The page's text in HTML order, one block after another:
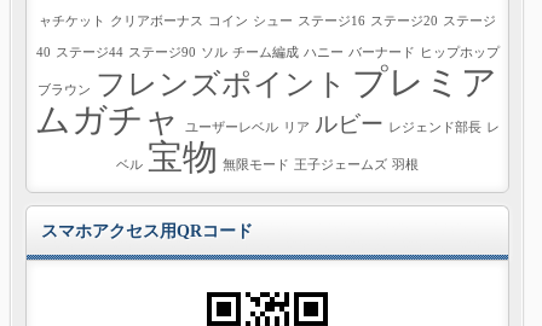
ャチケット クリアボーナス コイン シュー ステージ16 ステージ20 ステージ
40 ステージ44 ステージ90 ソル チーム編成 ハニー バーナード ヒップホップ
ブラウン フレンズポイント プレミア
ムガチャ
ユーザーレベル リア ルビー レジェンド部長 レ
ベル 宝物 無限モード 王子ジェームズ 羽根
スマホアクセス用QRコード